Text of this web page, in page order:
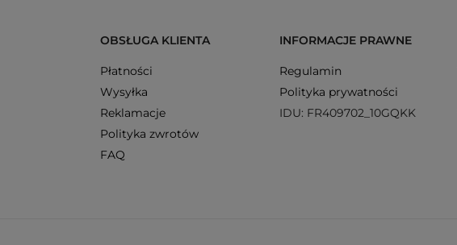
OBSŁUGA KLIENTA
Płatności
Wysyłka
Reklamacje
Polityka zwrotów
FAQ
INFORMACJE PRAWNE
Regulamin
Polityka prywatności
IDU: FR409702_10GQKK